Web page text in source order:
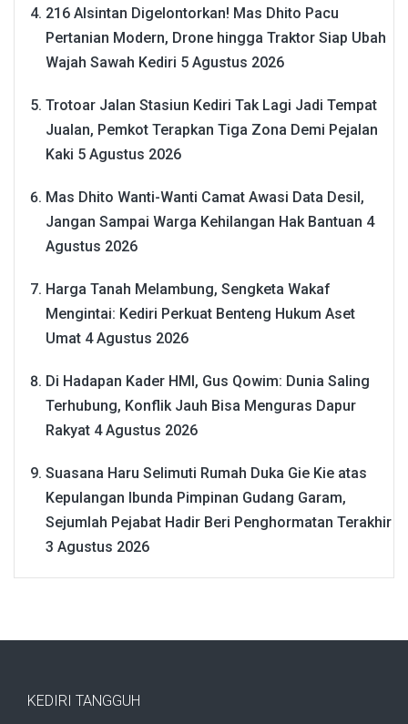
216 Alsintan Digelontorkan! Mas Dhito Pacu
Pertanian Modern, Drone hingga Traktor Siap Ubah
Wajah Sawah Kediri 5 Agustus 2026
Trotoar Jalan Stasiun Kediri Tak Lagi Jadi Tempat
Jualan, Pemkot Terapkan Tiga Zona Demi Pejalan
Kaki 5 Agustus 2026
Mas Dhito Wanti-Wanti Camat Awasi Data Desil,
Jangan Sampai Warga Kehilangan Hak Bantuan 4
Agustus 2026
Harga Tanah Melambung, Sengketa Wakaf
Mengintai: Kediri Perkuat Benteng Hukum Aset
Umat 4 Agustus 2026
Di Hadapan Kader HMI, Gus Qowim: Dunia Saling
Terhubung, Konflik Jauh Bisa Menguras Dapur
Rakyat 4 Agustus 2026
Suasana Haru Selimuti Rumah Duka Gie Kie atas
Kepulangan Ibunda Pimpinan Gudang Garam,
Sejumlah Pejabat Hadir Beri Penghormatan Terakhir
3 Agustus 2026
KEDIRI TANGGUH